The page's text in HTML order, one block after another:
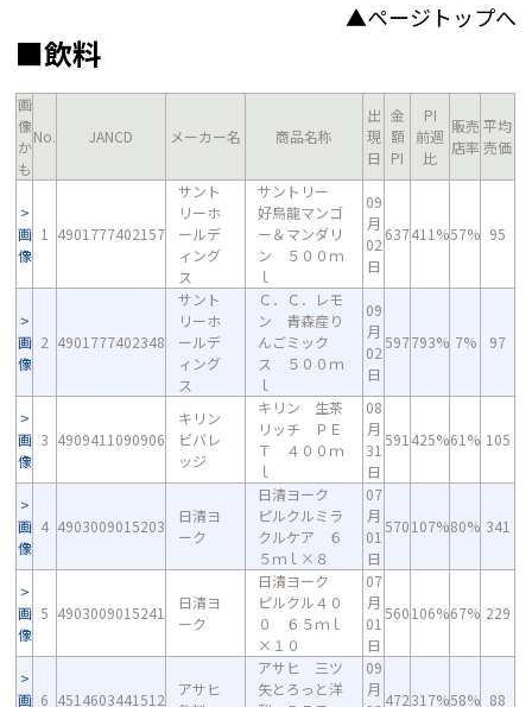
▲ページトップへ
■飲料
画
像
か
も
No. JANCD メーカー名 商品名称
出
現
日
金
額
PI
PI
前週
比
販売
店率
平均
売価
画
像
1 4901777402157
サント
リーホ
ールデ
ィング
ス
サントリー
好烏龍マンゴ
ー＆マンダリ
ン ５００ｍ
ｌ
09
月
02
日
637411%57% 95
画
像
2 4901777402348
サント
リーホ
ールデ
ィング
ス
Ｃ．Ｃ．レモ
ン 青森産り
んごミック
ス ５００ｍ
ｌ
09
月
02
日
597793% 7% 97
画
像
3 4909411090906
キリン
ビバレ
ッジ
キリン 生茶
リッチ ＰＥ
Ｔ ４００ｍ
ｌ
08
月
31
日
591 425%61% 105
画
像
4 4903009015203
日清ヨ
ーク
日清ヨーク
ピルクルミラ
クルケア ６
５ｍｌ×８
07
月
01
日
570107%80% 341
画
像
5 4903009015241
日清ヨ
ーク
日清ヨーク
ピルクル４０
０ ６５ｍｌ
×１０
07
月
01
日
560106%67% 229
画 6 4514603441512
アサヒ
アサヒ 三ツ
矢とろっと洋
09
月
472317%58% 88